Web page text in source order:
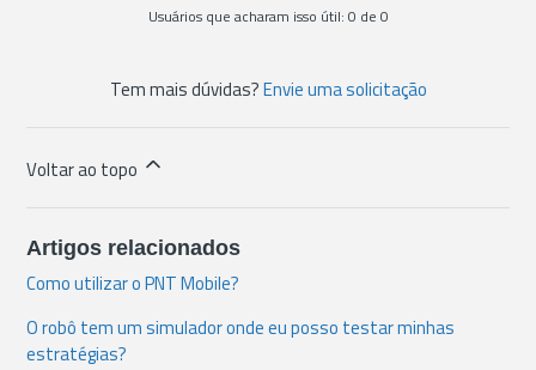
Usuários que acharam isso útil: 0 de 0
Tem mais dúvidas?Envie uma solicitação
Voltar ao topo
Artigos relacionados
Como utilizar o PNT Mobile?
O robô tem um simulador onde eu posso testar minhas
estratégias?